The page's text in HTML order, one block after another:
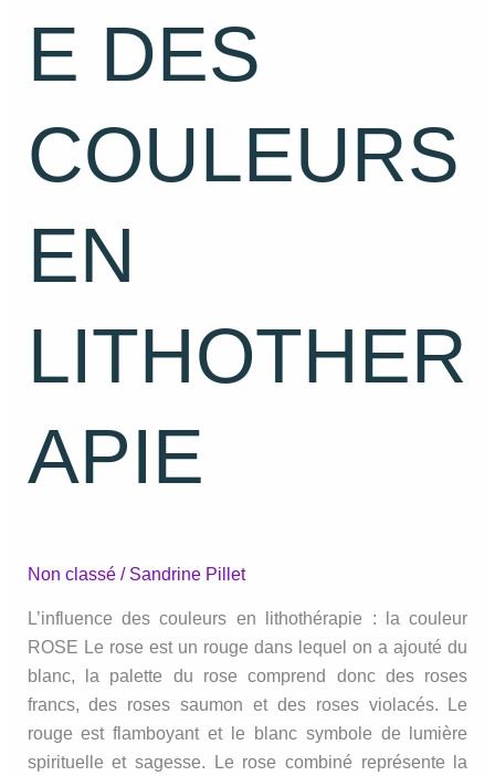
E DES
COULEURS
EN
LITHOTHER
APIE
Non classé/ Sandrine Pillet
L’influence des couleurs en lithothérapie : la couleur
ROSE Le rose est un rouge dans lequel on a ajouté du
blanc, la palette du rose comprend donc des roses
francs, des roses saumon et des roses violacés. Le
rouge est flamboyant et le blanc symbole de lumière
spirituelle et sagesse. Le rose combiné représente la